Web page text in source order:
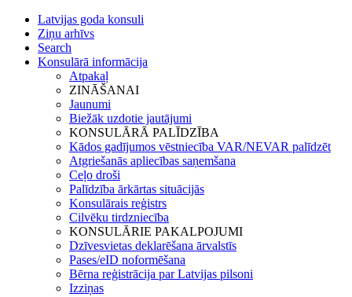
Latvijas goda konsuli
Ziņu arhīvs
Search
Konsulārā informācija
Atpakaļ
ZINĀŠANAI
Jaunumi
Biežāk uzdotie jautājumi
KONSULĀRĀ PALĪDZĪBA
Kādos gadījumos vēstniecība VAR/NEVAR palīdzēt
Atgriešanās apliecības saņemšana
Ceļo droši
Palīdzība ārkārtas situācijās
Konsulārais reģistrs
Cilvēku tirdzniecība
KONSULĀRIE PAKALPOJUMI
Dzīvesvietas deklarēšana ārvalstīs
Pases/eID noformēšana
Bērna reģistrācija par Latvijas pilsoni
Izziņas